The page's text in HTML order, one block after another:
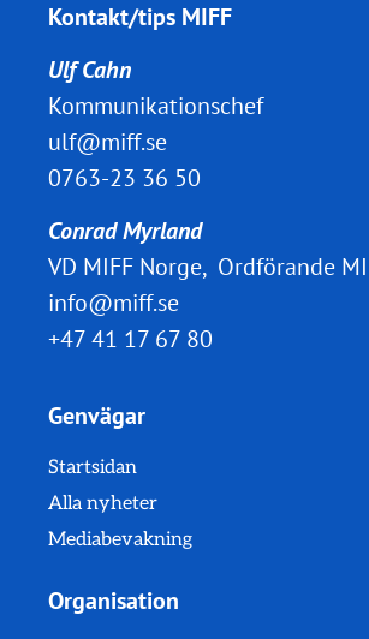
Kontakt/tips MIFF
Ulf Cahn
Kommunikationschef
ulf@miff.se
0763-23 36 50
Conrad Myrland
VD MIFF Norge, Ordförande
info@miff.se
+47 41 17 67 80
Genvägar
Startsidan
Alla nyheter
Mediabevakning
Organisation